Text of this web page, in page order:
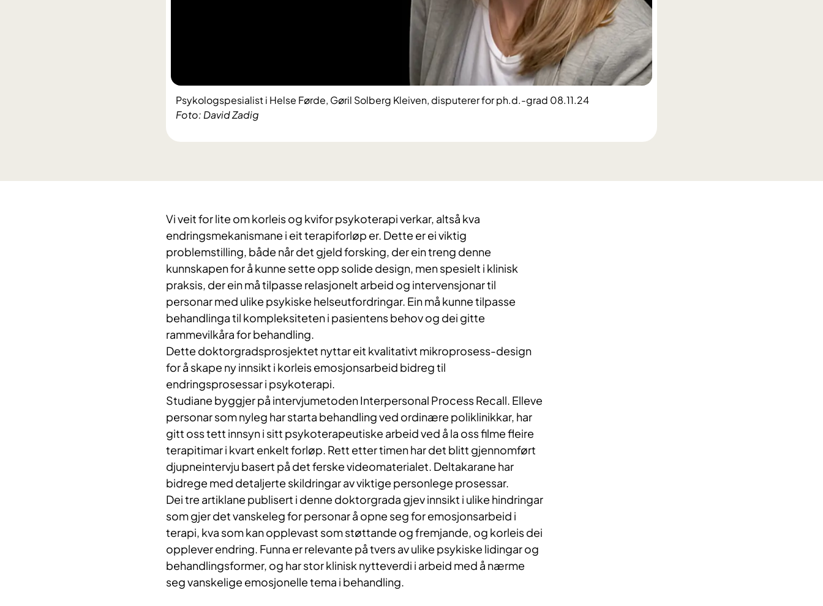
Foto: David Zadig
Psykologspesialist i Helse Førde, Gøril Solberg Kleiven, disputerer for ph.d.-grad 08.11.24
Vi veit for lite om korleis og kvifor psykoterapi verkar, altså kva
endringsmekanismane i eit terapiforløp er. Dette er ei viktig
problemstilling, både når det gjeld forsking, der ein treng denne
kunnskapen for å kunne sette opp solide design, men spesielt i klinisk
praksis, der ein må tilpasse relasjonelt arbeid og intervensjonar til
personar med ulike psykiske helseutfordringar. Ein må kunne tilpasse
behandlinga til kompleksiteten i pasientens behov og dei gitte
rammevilkåra for behandling.
Dette doktorgradsprosjektet nyttar eit kvalitativt mikroprosess-design
for å skape ny innsikt i korleis emosjonsarbeid bidreg til
endringsprosessar i psykoterapi.
Studiane byggjer på intervjumetoden Interpersonal Process Recall. Elleve
personar som nyleg har starta behandling ved ordinære poliklinikkar, har
gitt oss tett innsyn i sitt psykoterapeutiske arbeid ved å la oss filme fleire
terapitimar i kvart enkelt forløp. Rett etter timen har det blitt gjennomført
djupneintervju basert på det ferske videomaterialet. Deltakarane har
bidrege med detaljerte skildringar av viktige personlege prosessar.
Dei tre artiklane publisert i denne doktorgrada gjev innsikt i ulike hindringar
som gjer det vanskeleg for personar å opne seg for emosjonsarbeid i
terapi, kva som kan opplevast som støttande og fremjande, og korleis dei
opplever endring. Funna er relevante på tvers av ulike psykiske lidingar og
behandlingsformer, og har stor klinisk nytteverdi i arbeid med å nærme
seg vanskelige emosjonelle tema i behandling.